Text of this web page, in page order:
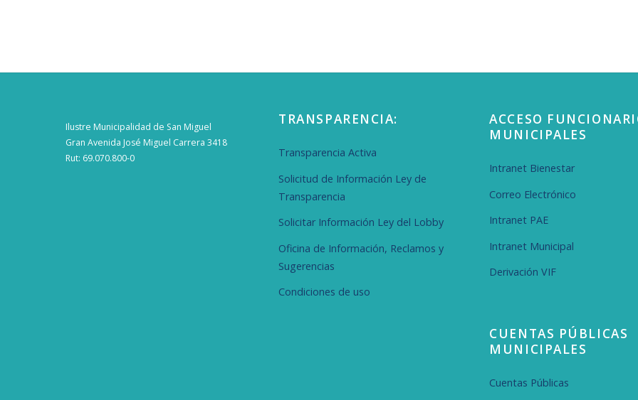
Ilustre Municipalidad de San Miguel
Gran Avenida José Miguel Carrera 3418
Rut: 69.070.800-0
TRANSPARENCIA:
Transparencia Activa
Solicitud de Información Ley de
Transparencia
Solicitar Información Ley del Lobby
Oficina de Información, Reclamos y
Sugerencias
Condiciones de uso
ACCESO
MUNICIPALES
Intranet Bienestar
Correo Electrónico
Intranet PAE
Intranet Municipal
Derivación VIF
CUENTAS PÚBLICAS
MUNICIPALES
Cuentas Públicas